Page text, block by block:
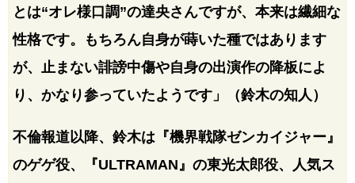
とは“オレ様口調”の達央さんですが、本来は繊細な
性格です。もちろん自身が蒔いた種ではあります
が、止まない誹謗中傷や自身の出演作の降板によ
り、かなり参っていたようです」（鈴木の知人）
不倫報道以降、鈴木は『機界戦隊ゼンカイジャー』
のゲゲ役、『ULTRAMAN』の東光太郎役、人気ス